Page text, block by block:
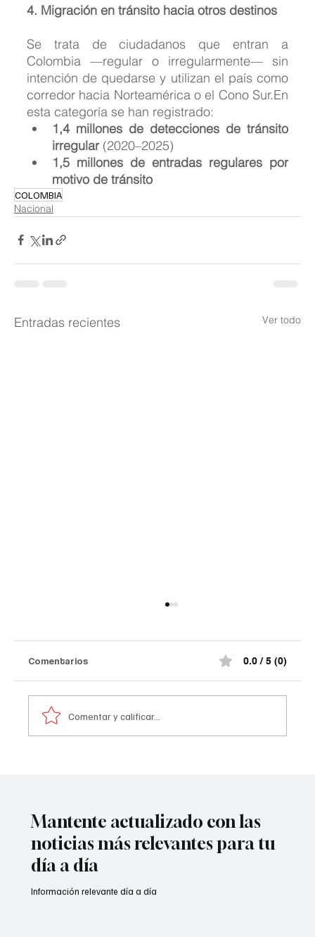
4. Migración en tránsito hacia otros destinos
Se trata de ciudadanos que entran a
Colombia —regular o irregularmente— sin
intención de quedarse y utilizan el país como
corredor hacia Norteamérica o el Cono Sur.En
esta categoría se han registrado:
1,4 millones de detecciones de tránsito
irregular (2020–2025)
1,5 millones de entradas regulares por
motivo de tránsito
COLOMBIA
Nacional
Entradas recientes Ver todo
Comediante señalado de acoso
Comentarios 0.0 / 5 (0)
Comentar y calificar...
Mantente actualizado con las
noticias más relevantes para tu
día a día
Información relevante día a día